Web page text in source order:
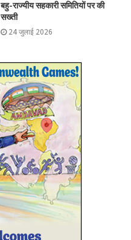
बहु-राज्यीय सहकारी समितियों पर की
सख्ती
24 जुलाई 2026